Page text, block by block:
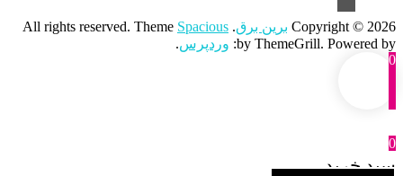
Copyright © 2026 برین برق. All rights reserved. Theme
Spacious
by ThemeGrill. Powered by: وردپرس.
0
0
سبد خرید